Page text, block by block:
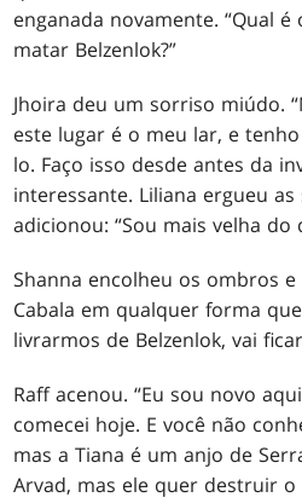
enganada novamente. “Qual
matar Belzenlok?”
Jhoira deu um sorriso miúdo.
este lugar é o meu lar, e
lo. Faço isso desde antes da
interessante. Liliana ergueu as
adicionou: “Sou mais velha do
Shanna encolheu os ombros
Cabala em qualquer forma
livrarmos de Belzenlok, vai
Raff acenou. “Eu sou novo
comecei hoje. E você não
mas a Tiana é um anjo de
Arvad, mas ele quer destruir o